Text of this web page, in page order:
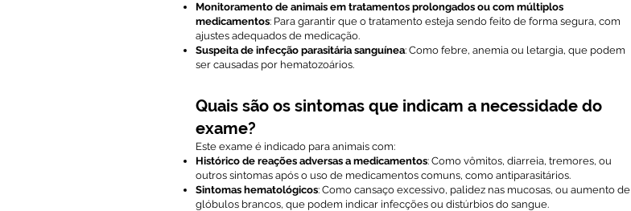
Monitoramento de animais em tratamentos prolongados ou com múltiplos
medicamentos: Para garantir que o tratamento esteja sendo feito de forma segura, com
ajustes adequados de medicação.
Suspeita de infecção parasitária sanguínea: Como febre, anemia ou letargia, que podem
ser causadas por hematozoários.
Quais são os sintomas que indicam a necessidade do
exame?
Este exame é indicado para animais com:
Histórico de reações adversas a medicamentos: Como vômitos, diarreia, tremores, ou
outros sintomas após o uso de medicamentos comuns, como antiparasitários.
Sintomas hematológicos: Como cansaço excessivo, palidez nas mucosas, ou aumento de
glóbulos brancos, que podem indicar infecções ou distúrbios do sangue.